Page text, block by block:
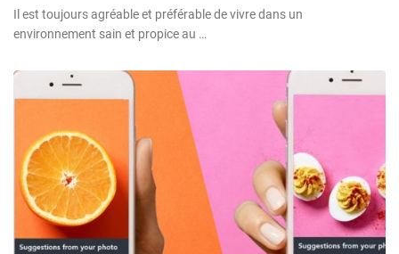
Il est toujours agréable et préférable de vivre dans un
environnement sain et propice au …